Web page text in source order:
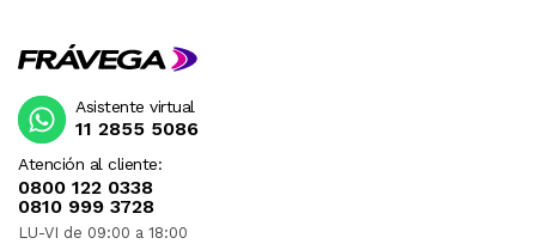
Atención al cliente:
0800 122 0338
0810 999 3728
LU-VI de 09:00 a 18:00
Asistente virtual
11 2855 5086